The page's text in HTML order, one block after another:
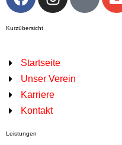
Kurzübersicht
Startseite
Unser Verein
Karriere
Kontakt
Leistungen